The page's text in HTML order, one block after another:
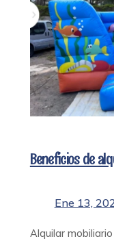
Beneficios de
Ene 13,
Alquilar